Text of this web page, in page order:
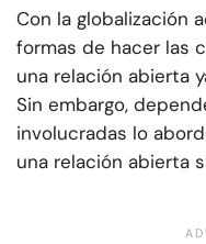
Con la globalización
formas de hacer las
una relación abierta
Sin embargo,
involucradas lo
una relación abierta